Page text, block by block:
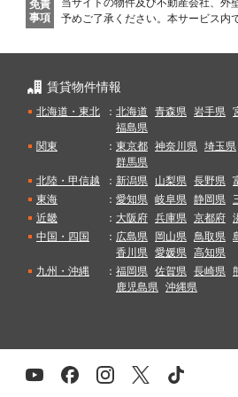
免責
事項
予めご了承ください。 本サービス内
賃貸物件情報
北海道・東北 ： 北海道 青森県 岩手県
福島県
関東
： 東京都 神奈川県 埼玉県
群馬県
北陸・甲信越
： 新潟県 山梨県 長野県
東海
： 愛知県 岐阜県 静岡県
近畿
： 大阪府 兵庫県 京都府
中国・四国
： 広島県 岡山県 鳥取県
香川県
愛媛県
高知県
九州・沖縄
： 福岡県 佐賀県 長崎県
鹿児島県
沖縄県